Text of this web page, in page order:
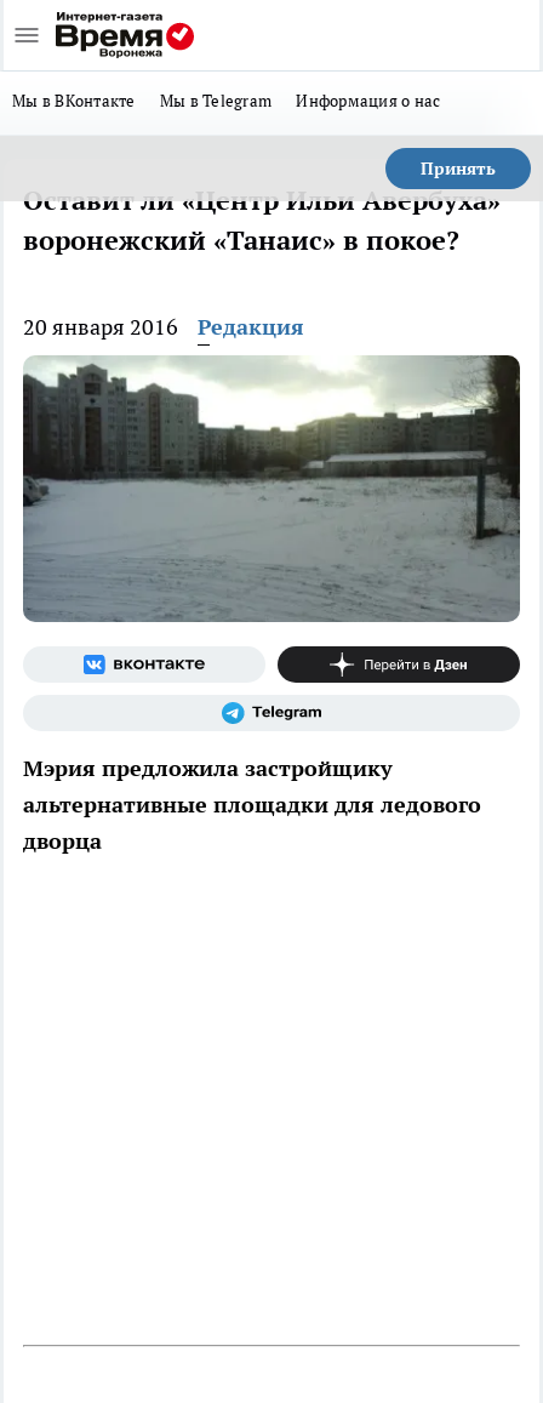
Мы в ВКонтакте Мы в Telegram Информация о нас
Принять
Оставит ли «Центр Ильи Авербуха»
воронежский «Танаис» в покое?
20 января 2016 Редакция
Мэрия предложила застройщику
альтернативные площадки для ледового
дворца